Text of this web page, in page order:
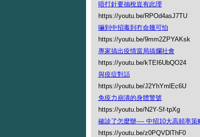
唔打針要抽稅豈有此理
https://youtu.be/RPOd4asJ7TU
嚇到中招毒到冇命幾可怕
https://youtu.be/9mm2ZPYAKsk
專家搞出疫情當局搞爛社會
https://youtu.be/kTEI6UbQO24
與疫症對話
https://youtu.be/J2YhYmlEc6U
免疫力崩潰的身體警號
https://youtu.be/N2Y-Sf-tpXg
確診了怎麼辦---- 中招10大高頻率策
https://youtu.be/z0PQVDlThF0